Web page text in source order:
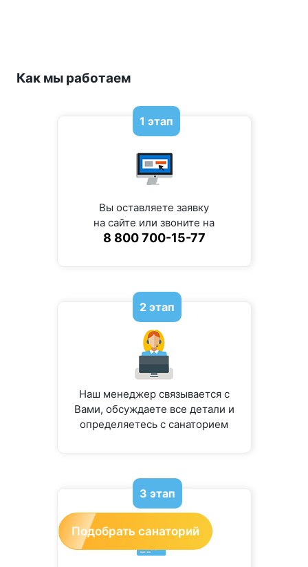
Как мы работаем
1 этап
Вы оставляете заявку
на сайте или звоните на
8 800 700-15-77
2 этап
Наш менеджер связывается с
Вами, обсуждаете все детали и
определяетесь с санаторием
3 этап
Подобрать санаторий